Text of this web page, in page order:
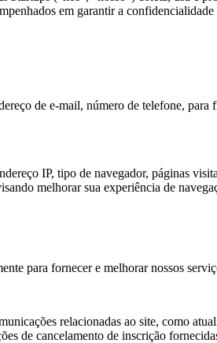
em garantir a
de e-mail, número de telefone,
IP, tipo de navegador, páginas
melhorar sua experiência de
para fornecer e melhorar nossos
relacionadas ao site, como
de cancelamento de inscrição